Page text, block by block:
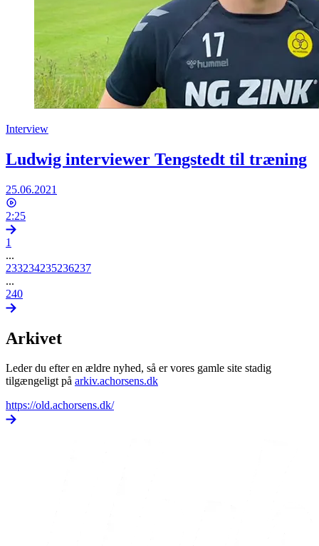
Interview
Ludwig interviewer Tengstedt til træning
25.06.2021
2:25
1
...
233234235236237
...
240
Arkivet
Leder du efter en ældre nyhed, så er vores gamle site stadig
tilgængeligt på arkiv.achorsens.dk
https://old.achorsens.dk/